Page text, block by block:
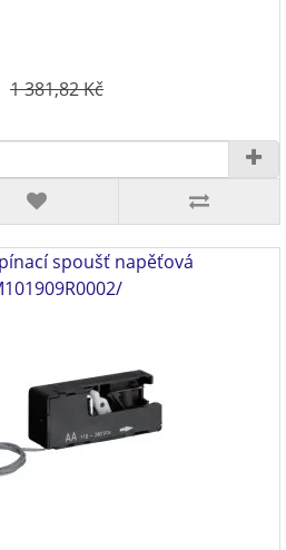
1 381,82 Kč
spoušť napěťová